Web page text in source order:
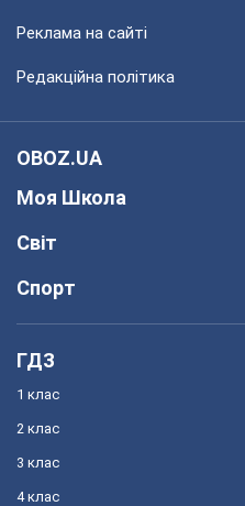
Реклама на сайті
Редакційна політика
OBOZ.UA
Моя Школа
Світ
Спорт
ГДЗ
1 клас
2 клас
3 клас
4 клас